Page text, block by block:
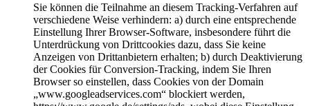
Sie können die Teilnahme an diesem Tracking-Verfahren auf
verschiedene Weise verhindern: a) durch eine entsprechende
Einstellung Ihrer Browser-Software, insbesondere führt die
Unterdrückung von Drittcookies dazu, dass Sie keine
Anzeigen von Drittanbietern erhalten; b) durch Deaktivierung
der Cookies für Conversion-Tracking, indem Sie Ihren
Browser so einstellen, dass Cookies von der Domain
„www.googleadservices.com“ blockiert werden,